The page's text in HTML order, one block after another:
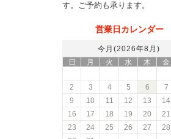
す。ご予約も承ります。
営業日カレンダー
今月(2026年8月)
日
月 火 水 木 金
2
3 4 5 6 7
9
10 11 12 13 14
16
17 18 19 20 21
23
24 25 26 27 28